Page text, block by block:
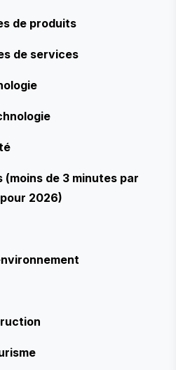
de produits
de services
de 3 minutes par
2026)